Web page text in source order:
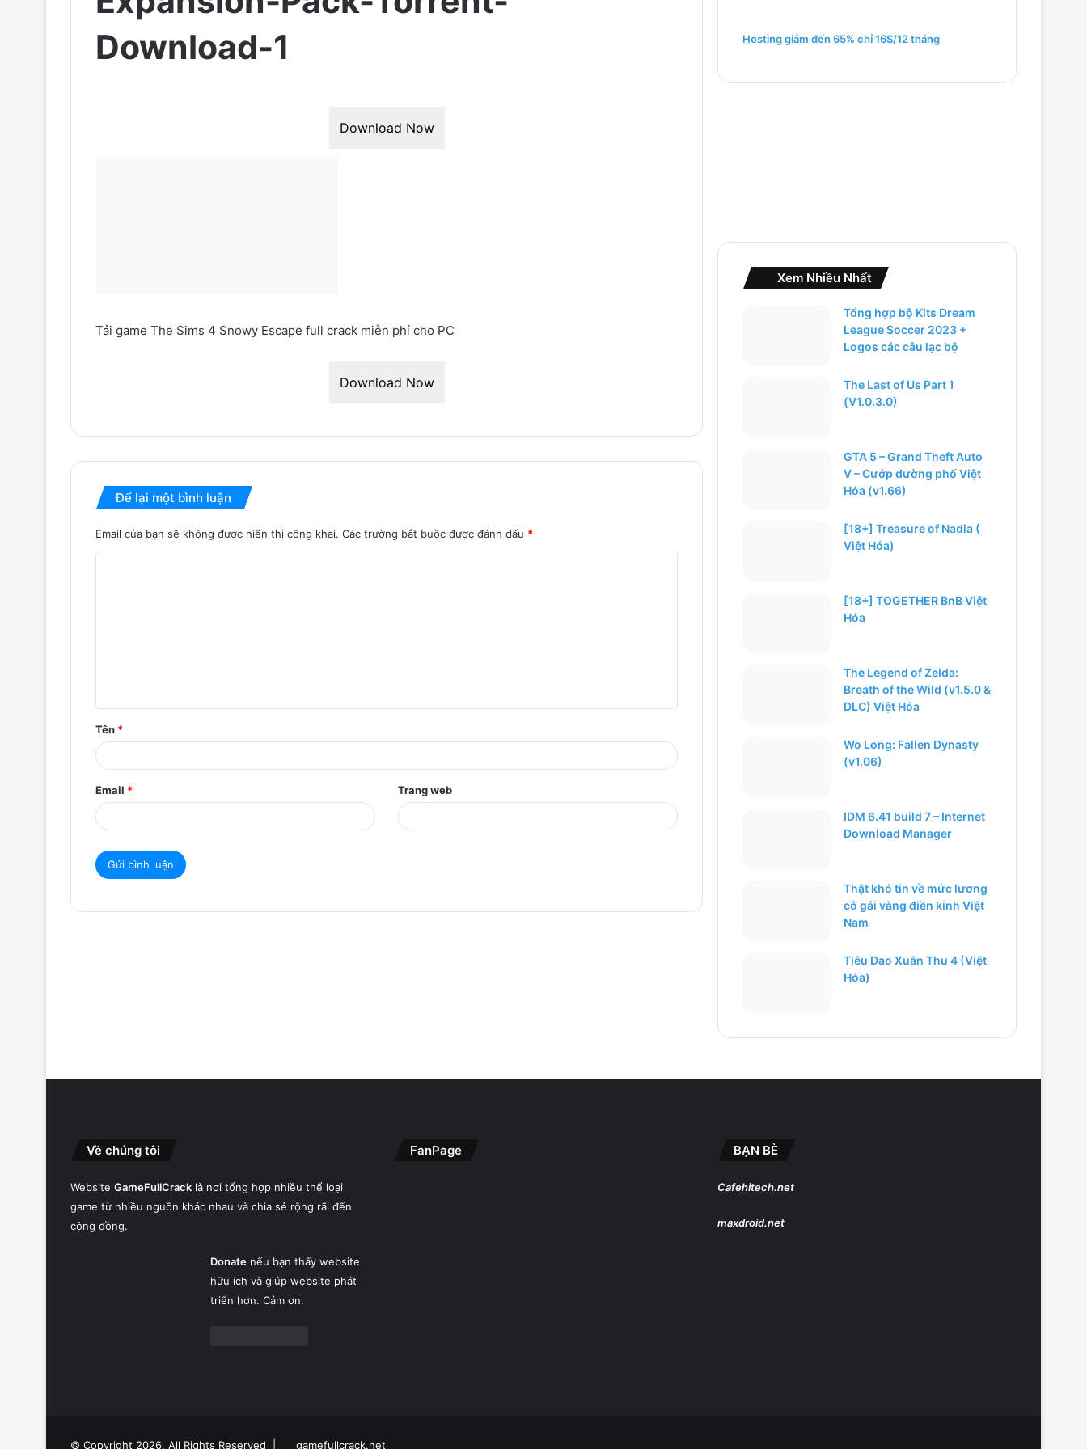
Download-1
Download Now
Tải game The Sims 4 Snowy Escape full crack miễn phí cho PC
Download Now
Để lại một bình luận
Email của bạn sẽ không được hiển thị công khai. Các trường bắt buộc được đánh dấu *
ậ
n
*
Tên *
Email * Trang web
h
Hosting giảm đến 65% chỉ 16$/12 tháng
Xem Nhiều Nhất
Tổng hợp bộ Kits Dream
League Soccer 2023 +
Logos các câu lạc bộ
The Last of Us Part 1
(V1.0.3.0)
GTA 5 – Grand Theft Auto
V – Cướp đường phố Việt
Hóa (v1.66)
[18+] Treasure of Nadia (
Việt Hóa)
[18+] TOGETHER BnB Việt
Hóa
The Legend of Zelda:
Breath of the Wild (v1.5.0 &
DLC) Việt Hóa
Wo Long: Fallen Dynasty
(v1.06)
IDM 6.41 build 7 – Internet
Download Manager
Thật khó tin về mức lương
cô gái vàng điền kinh Việt
Nam
Tiêu Dao Xuân Thu 4 (Việt
Hóa)
Về chúng tôi
Website GameFullCrack là nơi tổng hợp nhiều thể loại
game từ nhiều nguồn khác nhau và chia sẻ rộng rãi đến
cộng đồng.
Donatenếu bạn thấy website
hữu ích và giúp website phát
triển hơn. Cảm ơn.
FanPage BẠN BÈ
Cafehitech.net
maxdroid.net
© Copyright 2026, All Rights Reserved | gamefullcrack.net